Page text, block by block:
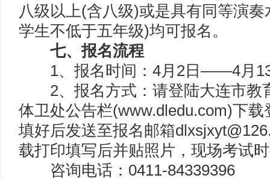
八级以上(含八级)或是具有同等演
学生不低于五年级)均可报名。
七、报名流程
1、报名时间：4月2日——4月
2、报名方式：请登陆大连市教
体卫处公告栏(www.dledu.com)下
填好后发送至报名邮箱
载打印填写后并贴照片，现场考试
咨询电话：0411-84339396